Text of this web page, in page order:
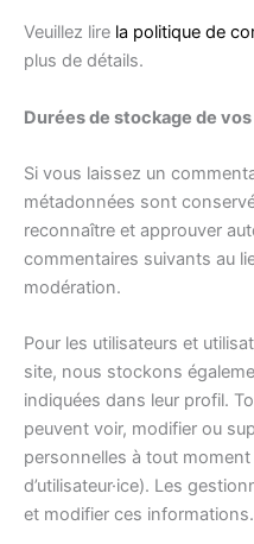
Veuillez lire la politique de
plus de détails.
Durées de stockage de
Si vous laissez un
métadonnées sont
reconnaître et approuver
commentaires suivants au
modération.
Pour les utilisateurs et
site, nous stockons
indiquées dans leur profil.
peuvent voir, modifier ou
personnelles à tout moment
d’utilisateur·ice). Les
et modifier ces informations.